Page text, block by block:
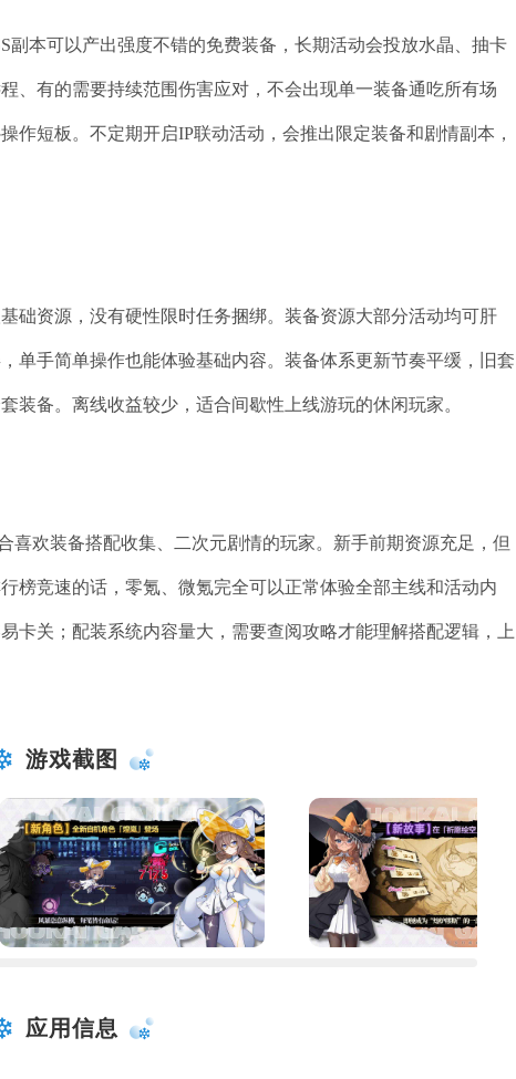
副本可以产出强度不错的免费装备，长期活动会投放水晶、抽卡
、有的需要持续范围伤害应对，不会出现单一装备通吃所有场
作短板。不定期开启IP联动活动，会推出限定装备和剧情副本，
础资源，没有硬性限时任务捆绑。装备资源大部分活动均可肝
单手简单操作也能体验基础内容。装备体系更新节奏平缓，旧套
装备。离线收益较少，适合间歇性上线游玩的休闲玩家。
喜欢装备搭配收集、二次元剧情的玩家。新手前期资源充足，但
榜竞速的话，零氪、微氪完全可以正常体验全部主线和活动内
卡关；配装系统内容量大，需要查阅攻略才能理解搭配逻辑，上
游戏截图
应用信息